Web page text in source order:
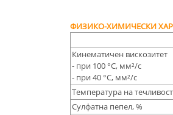
ФИЗИКО-ХИМИЧЕСКИ
Кинематичен вискозитет
- при 100 °С, мм²/с
- при 40 °С, мм²/с
Температура на
Сулфатна пепел, %